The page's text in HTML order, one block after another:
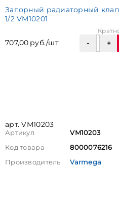
Запорный радиаторный
1/2 VM10201
707,00 руб./шт
арт. VM10203
Артикул
VM10203
Код товара
8000076216
Производитель
Varmega